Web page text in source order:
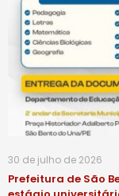
30 de julho de 2026
Prefeitura de São